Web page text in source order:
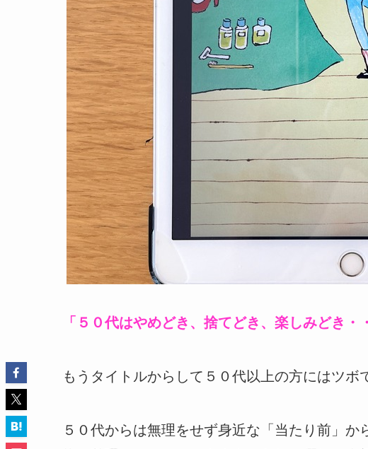
「５０代はやめどき、捨てどき、楽しみどき・
もうタイトルからして５０代以上の方にはツボ
５０代からは無理をせず身近な「当たり前」か